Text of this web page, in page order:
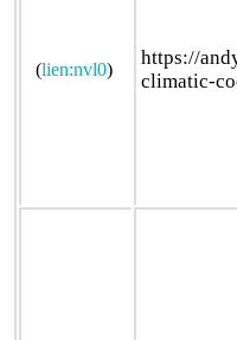
(lien:nvl0)
https://
climatic-